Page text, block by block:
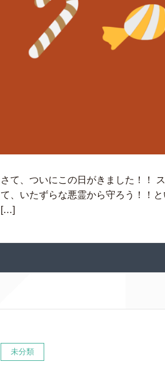
さて、ついにこの日がきました！！
て、いたずらな悪霊から守ろう！！
[…]
未分類